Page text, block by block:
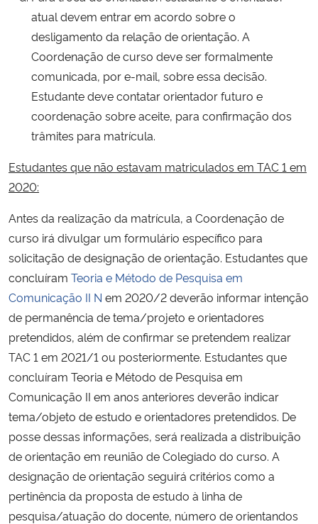
atual devem entrar em acordo sobre o
desligamento da relação de orientação. A
Coordenação de curso deve ser formalmente
comunicada, por e-mail, sobre essa decisão.
Estudante deve contatar orientador futuro e
coordenação sobre aceite, para confirmação dos
trâmites para matrícula.
Estudantes que não estavam matriculados em TAC 1 em
2020:
Antes da realização da matrícula, a Coordenação de
curso irá divulgar um formulário específico para
solicitação de designação de orientação. Estudantes que
concluíram Teoria e Método de Pesquisa em
Comunicação II N em 2020/2 deverão informar intenção
de permanência de tema/projeto e orientadores
pretendidos, além de confirmar se pretendem realizar
TAC 1 em 2021/1 ou posteriormente. Estudantes que
concluíram Teoria e Método de Pesquisa em
Comunicação II em anos anteriores deverão indicar
tema/objeto de estudo e orientadores pretendidos. De
posse dessas informações, será realizada a distribuição
de orientação em reunião de Colegiado do curso. A
designação de orientação seguirá critérios como a
pertinência da proposta de estudo à linha de
pesquisa/atuação do docente, número de orientandos